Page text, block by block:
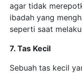
agar tidak
ibadah yang
seperti saat
7. Tas Kecil
Sebuah tas kecil